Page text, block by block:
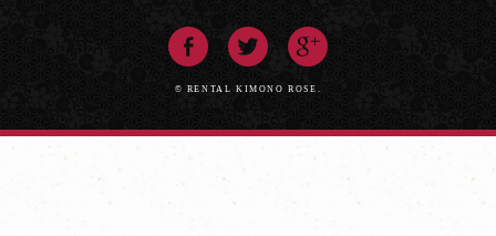
© RENTAL KIMONO ROSE.